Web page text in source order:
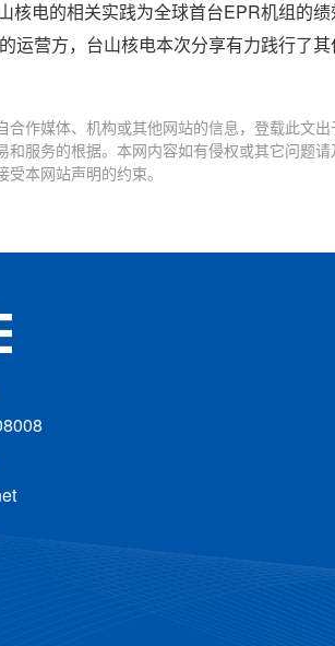
核电的相关实践为全球首台EPR机组的
运营方，台山核电本次分享有力践行了
合作媒体、机构或其他网站的信息，登载此文
和服务的根据。本网内容如有侵权或其它问题
受本网站声明的约束。